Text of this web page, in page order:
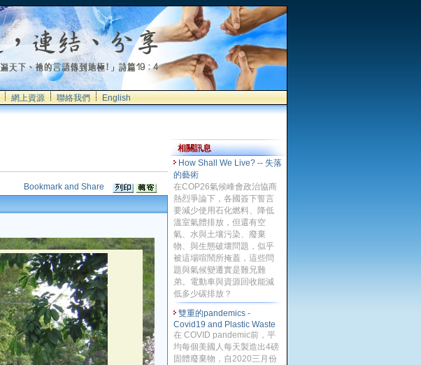
網上資源 聯絡我們 English
相關訊息
How Shall We Live? -- 失落
的藝術
在COP26氣候峰會政治協商
熱烈爭論下，各國簽下誓言
要減少使用石化燃料、降低
溫室氣體排放，但還有空
氣、水與土壤污染、廢棄
物、與生態破壞問題，似乎
被這場喧鬧所掩蓋，這些問
題與氣候變遷實是難兄難
弟。電動車與資源回收能減
低多少碳排放？
雙重的pandemics -
Covid19 and Plastic Waste
在 COVID pandemic前，平
均每個美國人每天製造出4磅
固體廢棄物，自2020三月份